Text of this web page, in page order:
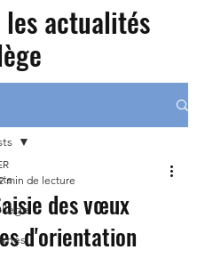
les actualités
des vœux
d'orientation
min de lecture